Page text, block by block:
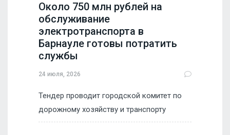
Около 750 млн рублей на
обслуживание
электротранспорта в
Барнауле готовы потратить
службы
24 июля, 2026
Тендер проводит городской комитет по
дорожному хозяйству и транспорту